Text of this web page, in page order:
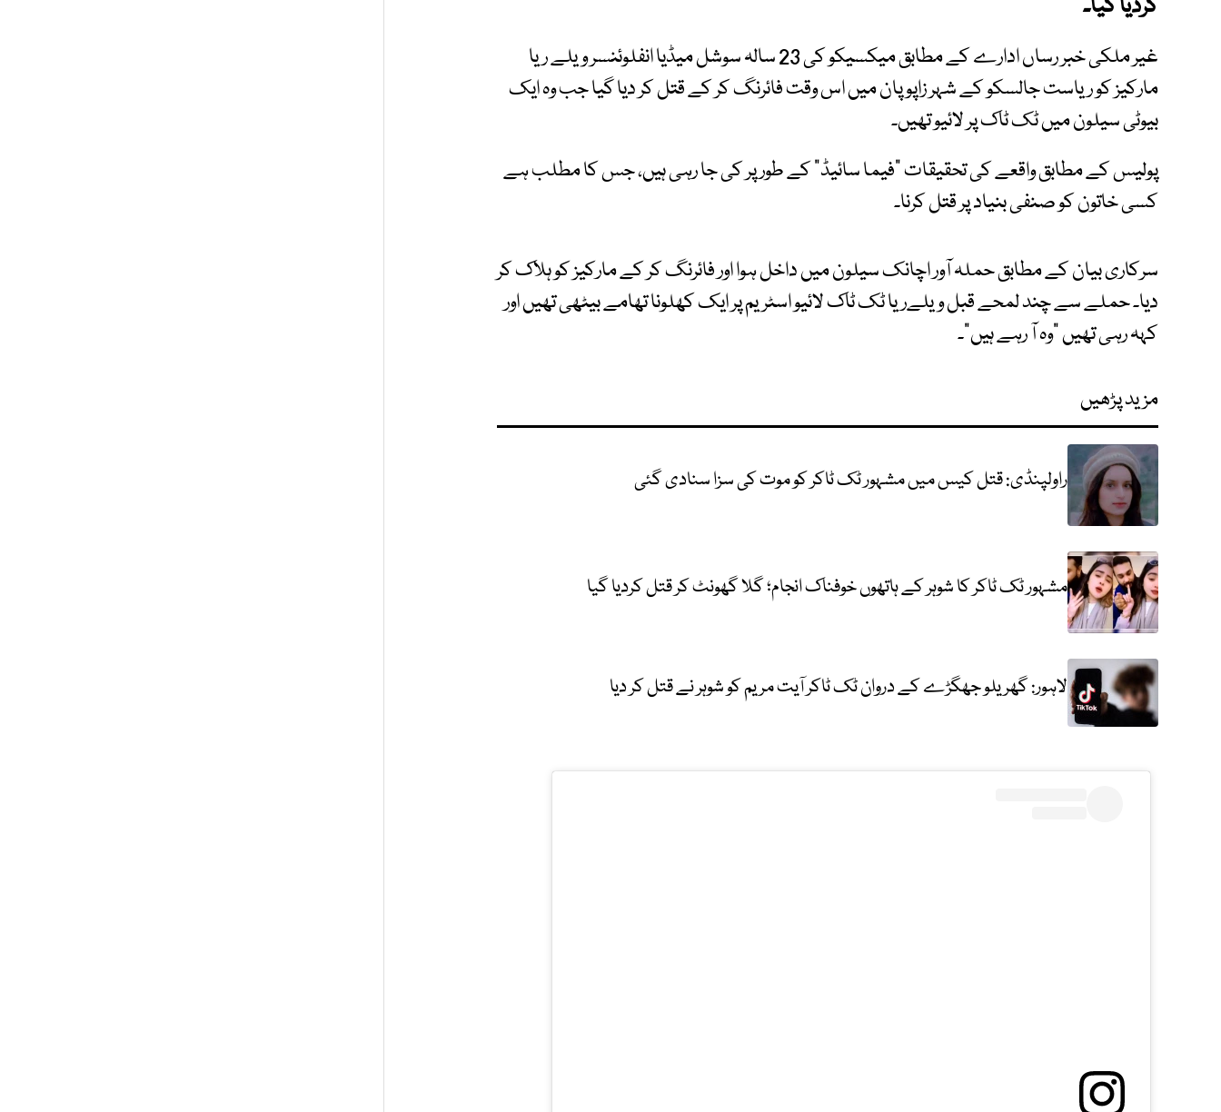
کردیا گیا۔
غیر ملکی خبر رساں ادارے کے مطابق میکسیکو کی 23 سالہ سوشل میڈیا انفلوئنسر ویلے ریا
مارکیز کو ریاست جالسکو کے شہر زاپوپان میں اس وقت فائرنگ کر کے قتل کر دیا گیا جب وہ ایک
بیوٹی سیلون میں ٹک ٹاک پر لائیو تھیں۔
پولیس کے مطابق واقعے کی تحقیقات "فیما سائیڈ" کے طور پر کی جا رہی ہیں، جس کا مطلب ہے
کسی خاتون کو صنفی بنیاد پر قتل کرنا۔
سرکاری بیان کے مطابق حملہ آور اچانک سیلون میں داخل ہوا اور فائرنگ کر کے مارکیز کو ہلاک کر
دیا۔ حملے سے چند لمحے قبل ویلےریا ٹک ٹاک لائیو اسٹریم پر ایک کھلونا تھامے بیٹھی تھیں اور
کہہ رہی تھیں "وہ آ رہے ہیں"۔
مزید پڑھیں
راولپنڈی: قتل کیس میں مشہور ٹک ٹاکر کو موت کی سزا سنادی گئی
مشہور ٹک ٹاکر کا شوہر کے ہاتھوں خوفناک انجام؛ گلا گھونٹ کر قتل کردیا گیا
لاہور: گھریلو جھگڑے کے دروان ٹک ٹاکر آیت مریم کو شوہر نے قتل کر دیا